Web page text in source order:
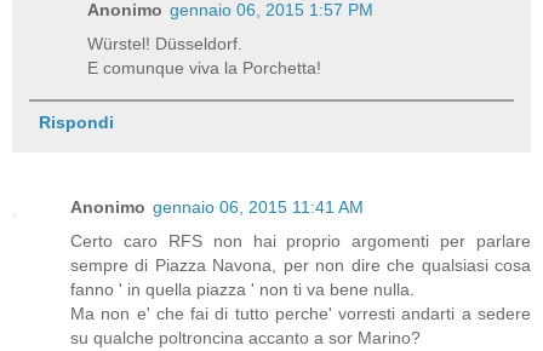
Anonimo gennaio 06, 2015 1:57 PM
Würstel! Düsseldorf.
E comunque viva la Porchetta!
Rispondi
Anonimo gennaio 06, 2015 11:41 AM
Certo caro RFS non hai proprio argomenti per parlare
sempre di Piazza Navona, per non dire che qualsiasi cosa
fanno ' in quella piazza ' non ti va bene nulla.
Ma non e' che fai di tutto perche' vorresti andarti a sedere
su qualche poltroncina accanto a sor Marino?